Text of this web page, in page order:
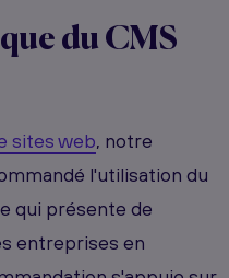
du CMS
sites web, notre
l'utilisation du
qui présente de
entreprises en